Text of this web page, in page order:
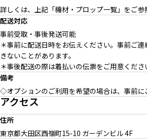
詳しくは、上記「機材・プロップ一覧」をご参
配送対応
事前受取・事後発送可能
＊事前に配送日時をお伝えください。事前ご
きないことがあります。
＊事後配送の際は着払いの伝票をご用意くださ
備考
◇オプションのご利用を希望の場合は、事前に
アクセス
住所
東京都大田区西嶺町15-10 ガーデンビル 4F